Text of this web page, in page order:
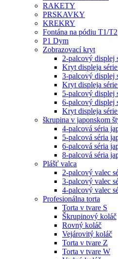
RAKETY
PRSKAVKY
KREKRY
Fontána na pódiu T1/T2
P1 Dym
Zobrazovací kryt
2-palcový displej
Kryt displeja
3-palcový displej
Kryt displeja
5-palcový displej
6-palcový displej
Kryt displeja
škrupina v japonskom
4-palcová séria
5-palcová séria
6-palcová séria
8-palcová séria
Plášť valca
2-palcový valec
3-palcový valec
4-palcový valec
Profesionálna torta
Torta v tvare S
Škrupinový koláč
Rovný koláč
Vejárovitý koláč
Torta v tvare Z
Torta v tvare W